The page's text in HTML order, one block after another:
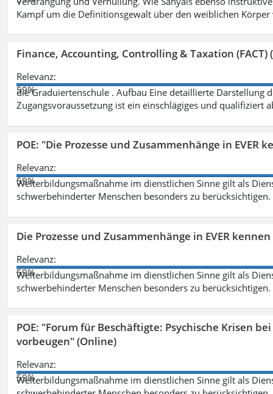
Kampf um die Definitionsgewalt über den weiblichen
Finance, Accounting, Controlling & Taxation (FACT)
Relevanz:
59%
die Graduiertenschule . Aufbau Eine detaillierte Darstellung
Zugangsvoraussetzung ist ein einschlägiges und qualifiziert
POE: "Die Prozesse und Zusammenhänge in EVER
Relevanz:
59%
Weiterbildungsmaßnahme im dienstlichen Sinne gilt als
schwerbehinderter Menschen besonders zu berücksichtigen.
Die Prozesse und Zusammenhänge in EVER
Relevanz:
59%
Weiterbildungsmaßnahme im dienstlichen Sinne gilt als
schwerbehinderter Menschen besonders zu berücksichtigen.
POE: "Forum für Beschäftigte: Psychische Krisen
vorbeugen" (Online)
Relevanz:
59%
Weiterbildungsmaßnahme im dienstlichen Sinne gilt als